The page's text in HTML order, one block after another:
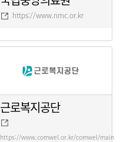
https://www.nmc.or.kr
근로복지공단
https://www.comwel.or.kr/comwel/